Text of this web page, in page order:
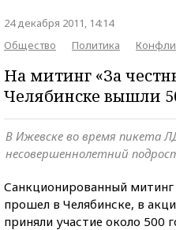
24 декабря 2011, 14:14
Общество
Политика
На митинг «За
Челябинске вышли
В Ижевске во время пикета
несовершеннолетний
Санкционированный
прошел в Челябинске, в
приняли участие около 500